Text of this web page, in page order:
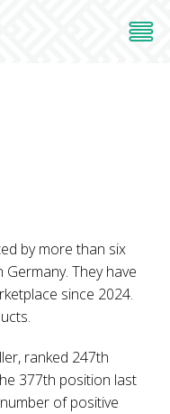
by more than six
They have
since 2024.
ranked 247th
377th position last
of positive